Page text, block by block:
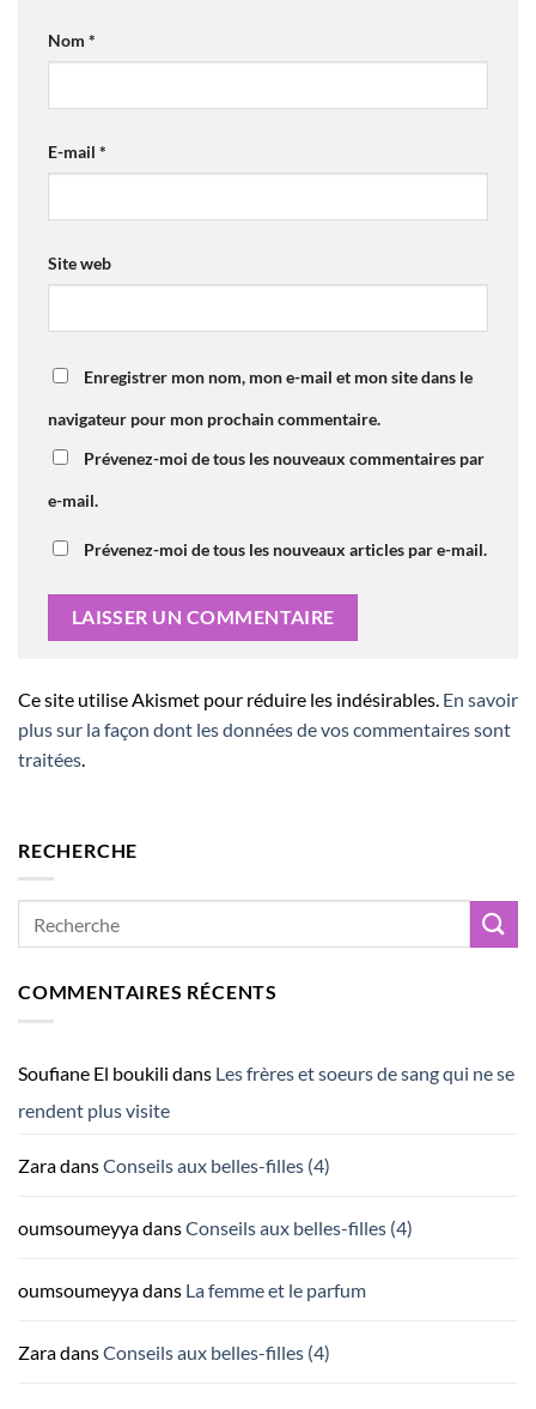
Nom *
E-mail *
Site web
Enregistrer mon nom, mon e-mail et mon site dans le
navigateur pour mon prochain commentaire.
Prévenez-moi de tous les nouveaux commentaires par
e-mail.
Prévenez-moi de tous les nouveaux articles par e-mail.
Ce site utilise Akismet pour réduire les indésirables. En savoir
plus sur la façon dont les données de vos commentaires sont
traitées.
RECHERCHE
COMMENTAIRES RÉCENTS
Soufiane El boukili dans Les frères et soeurs de sang qui ne se
rendent plus visite
ZaradansConseils aux belles-filles (4)
oumsoumeyyadansConseils aux belles-filles (4)
oumsoumeyyadans La femme et le parfum
ZaradansConseils aux belles-filles (4)